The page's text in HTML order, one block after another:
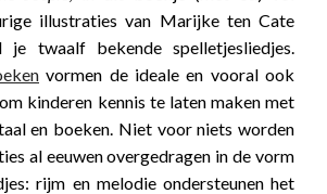
illustraties van Marijke ten Cate
je twaalf bekende spelletjesliedjes.
vormen de ideale en vooral ook
kinderen kennis te laten maken met
en boeken. Niet voor niets worden
al eeuwen overgedragen in de vorm
rijm en melodie ondersteunen het